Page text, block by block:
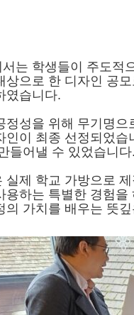
는 학생들이 주도적
상으로 한 디자인 공
였습니다.
정성을 위해 무기명으
인이 최종 선정되었습
들어낼 수 있었습니다.
실제 학교 가방으로
용하는 특별한 경험을
의 가치를 배우는 뜻